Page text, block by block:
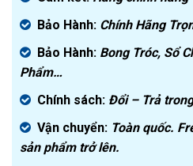
2.190.000₫.
tại
là:
1.590.000₫.
Bảo Hành: Chính Hãng
Bảo Hành: Bong Tróc, Sổ
Phẩm…
Chính sách: Đổi – Trả
Vận chuyển: Toàn quốc.
sản phẩm trở lên.